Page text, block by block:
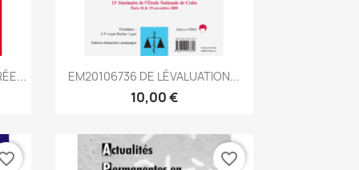
Aperçu rapide
EM20106736 DE LÉVALUATION...
10,00 €
favorite_border